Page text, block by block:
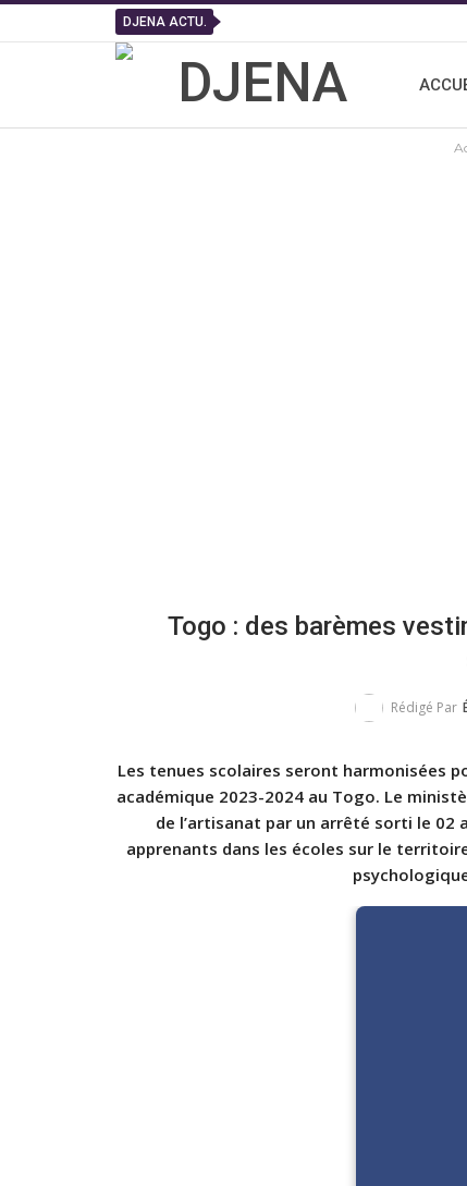
DJENA ACTU.
Togo : des barèmes
Rédigé Par
Les tenues scolaires seront harmonisées
académique 2023-2024 au Togo. Le
de l’artisanat par un arrêté sorti le
apprenants dans les écoles sur le